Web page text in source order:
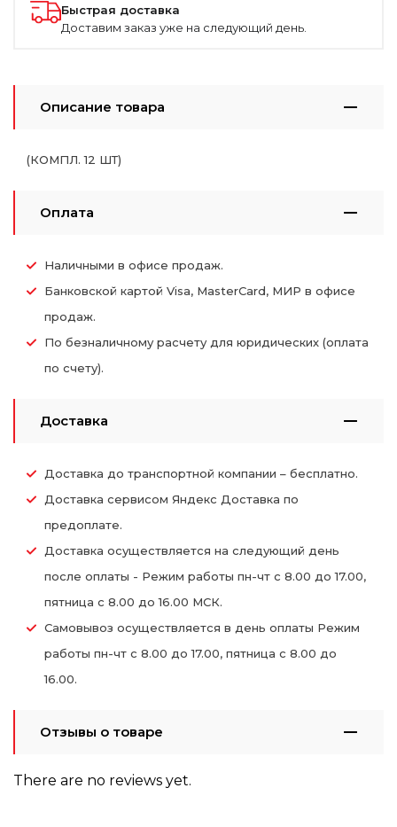
Быстрая доставка
Доставим заказ уже на следующий день.
Описание товара
(КОМПЛ. 12 ШТ)
Оплата
Наличными в офисе продаж.
Банковской картой Visa, MasterCard, МИР в офисе
продаж.
По безналичному расчету для юридических (оплата
по счету).
Доставка
Доставка до транспортной компании – бесплатно.
Доставка сервисом Яндекс Доставка по
предоплате.
Доставка осуществляется на следующий день
после оплаты - Режим работы пн-чт с 8.00 до 17.00,
пятница с 8.00 до 16.00 МСК.
Самовывоз осуществляется в день оплаты Режим
работы пн-чт с 8.00 до 17.00, пятница с 8.00 до
16.00.
Отзывы о товаре
There are no reviews yet.